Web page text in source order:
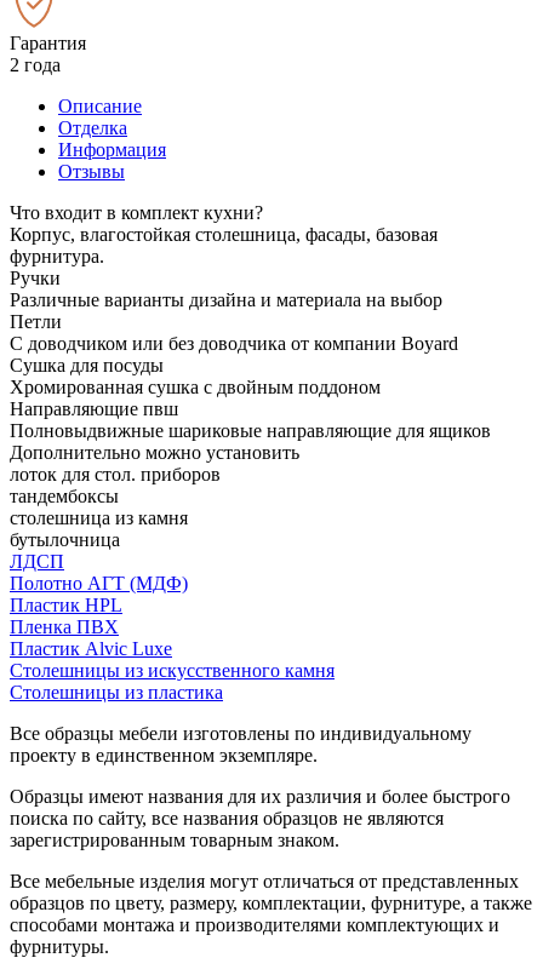
Гарантия
2 года
Описание
Отделка
Информация
Отзывы
Что входит в комплект кухни?
Корпус, влагостойкая столешница, фасады, базовая
фурнитура.
Ручки
Различные варианты дизайна и материала на выбор
Петли
С доводчиком или без доводчика от компании Boyard
Сушка для посуды
Хромированная сушка с двойным поддоном
Направляющие пвш
Полновыдвижные шариковые направляющие для ящиков
Дополнительно можно установить
лоток для стол. приборов
тандембоксы
столешница из камня
бутылочница
ЛДСП
Полотно АГТ (МДФ)
Пластик HPL
Пленка ПВХ
Пластик Alvic Luxe
Столешницы из искусственного камня
Столешницы из пластика
Все образцы мебели изготовлены по индивидуальному
проекту в единственном экземпляре.
Образцы имеют названия для их различия и более быстрого
поиска по сайту, все названия образцов не являются
зарегистрированным товарным знаком.
Все мебельные изделия могут отличаться от представленных
образцов по цвету, размеру, комплектации, фурнитуре, а также
способами монтажа и производителями комплектующих и
фурнитуры.